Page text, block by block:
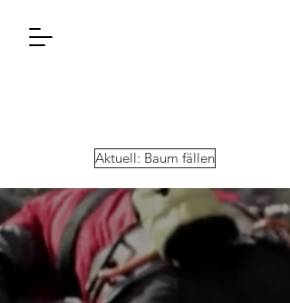
Aktuell: Baum fällen